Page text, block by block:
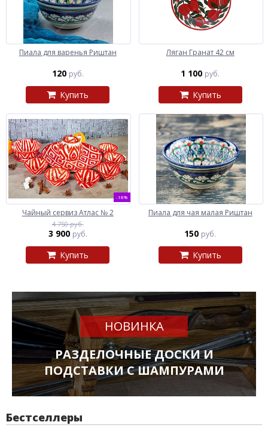
Пиала для варенья Риштан
120 руб.
Купить
Ляган Гранат 42 см
1 100 руб.
Купить
-18%
Чайный сервиз Атлас № 2
4 750 руб.
3 900 руб.
Купить
Пиала для чая малая Риштан
150 руб.
Купить
НОВИНКА
РАЗДЕЛОЧНЫЕ ДОСКИ И
ПОДСТАВКИ С ШАМПУРАМИ
Бестселлеры